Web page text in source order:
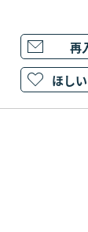
再
ほし